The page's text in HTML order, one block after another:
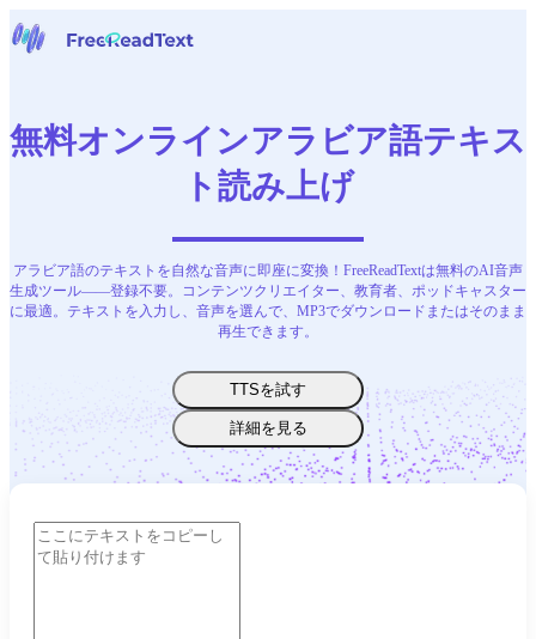
音声からテキストへ
ツール
日本語
無料オンラインアラビア語テキス
ト読み上げ
アラビア語のテキストを自然な音声に即座に変換！FreeReadTextは無料のAI音声
生成ツール——登録不要。コンテンツクリエイター、教育者、ポッドキャスター
に最適。テキストを入力し、音声を選んで、MP3でダウンロードまたはそのまま
再生できます。
TTSを試す
詳細を見る